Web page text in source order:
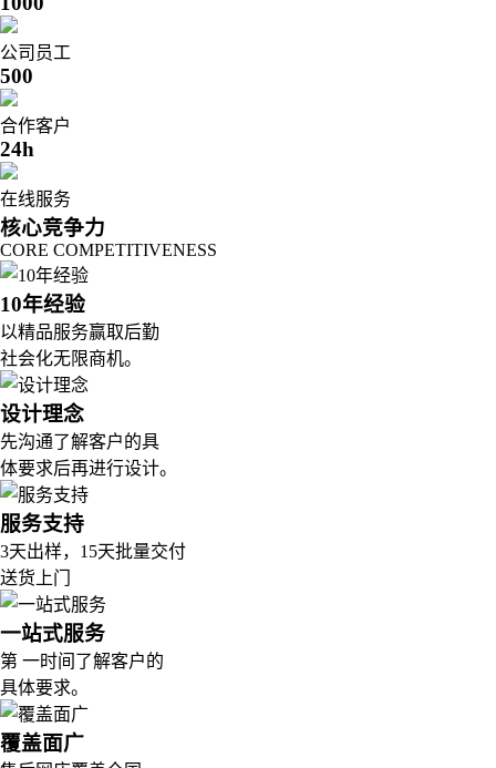
公司员工
500
合作客户
24h
在线服务
核心竞争力
CORE COMPETITIVENESS
10年经验
以精品服务赢取后勤
社会化无限商机。
设计理念
先沟通了解客户的具
体要求后再进行设计。
服务支持
3天出样，15天批量交付
送货上门
一站式服务
第 一时间了解客户的
具体要求。
覆盖面广